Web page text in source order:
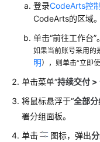
部
署
Deploy
应
并
查
结
果
登录CodeArts控
CodeArts的区域。
单击“前往工作台”。
如果当前账号采用的
明），则单击“立即使
单击菜单“持续交付 >
将鼠标悬浮于“全部分
署分组面板。
单击
图标，弹出